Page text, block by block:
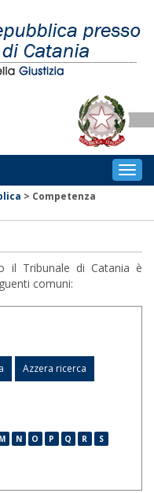
> Competenza
il Tribunale di Catania è
comuni:
M N O P Q R
S